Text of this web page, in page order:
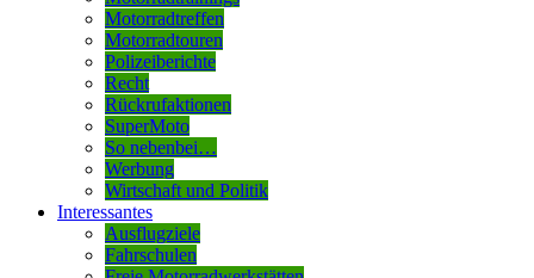
Motorradtreffen
Motorradtouren
Polizeiberichte
Recht
Rückrufaktionen
SuperMoto
So nebenbei…
Werbung
Wirtschaft und Politik
Interessantes
Ausflugziele
Fahrschulen